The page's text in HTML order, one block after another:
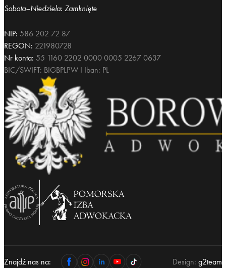
NIP: 586 202 72 87
REGON: 221980728
Nr konta: 55 1160 2202 0000 0005 2267 0637
BIC/SWIFT: BIGBPLPW I Iban: PL
Sobota–Niedziela: Zamknięte
Znajdź nas na: Design: g2team